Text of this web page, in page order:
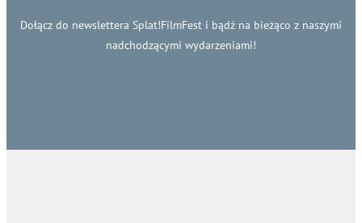
Dołącz do newslettera Splat!FilmFest i bądź na bieżąco z naszymi
nadchodzącymi wydarzeniami!